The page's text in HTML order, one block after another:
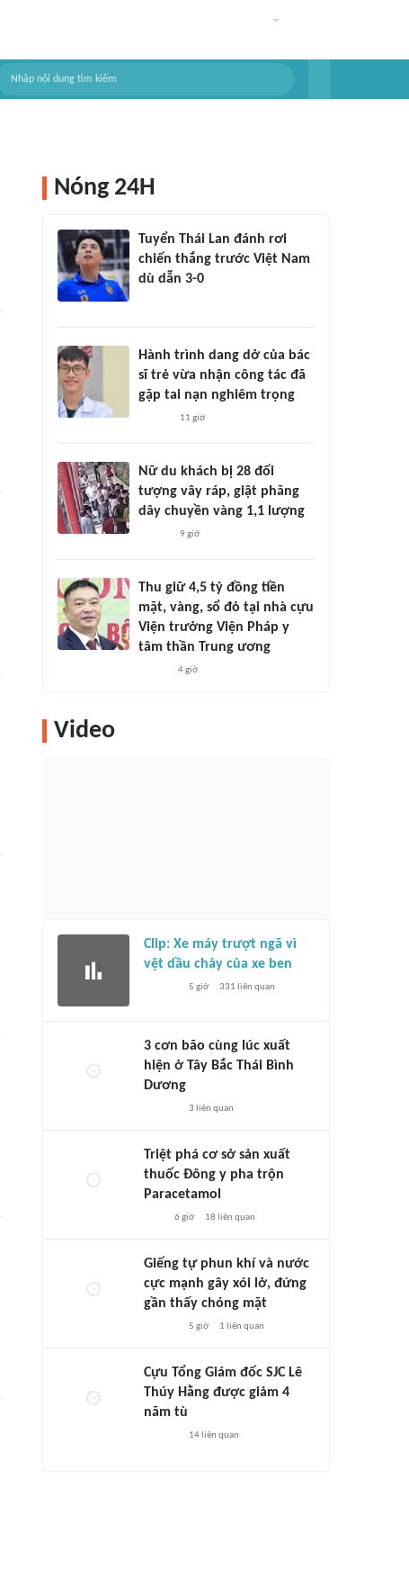
Nóng 24H
Tuyển Thái Lan đánh rơi
chiến thắng trước Việt Nam
dù dẫn 3-0
Hành trình dang dở của bác
sĩ trẻ vừa nhận công tác đã
gặp tai nạn nghiêm trọng
11 giờ
Nữ du khách bị 28 đối
tượng vây ráp, giật phăng
dây chuyền vàng 1,1 lượng
9 giờ
Thu giữ 4,5 tỷ đồng tiền
mặt, vàng, sổ đỏ tại nhà cựu
Viện trưởng Viện Pháp y
tâm thần Trung ương
4 giờ
Video
Clip: Xe máy trượt ngã vì
vệt dầu chảy của xe ben
5 giờ 331 liên quan
3 cơn bão cùng lúc xuất
hiện ở Tây Bắc Thái Bình
Dương
3 liên quan
Triệt phá cơ sở sản xuất
thuốc Đông y pha trộn
Paracetamol
6 giờ 18 liên quan
Giếng tự phun khí và nước
cực mạnh gây xói lở, đứng
gần thấy chóng mặt
5 giờ 1 liên quan
Cựu Tổng Giám đốc SJC Lê
Thúy Hằng được giảm 4
năm tù
14 liên quan